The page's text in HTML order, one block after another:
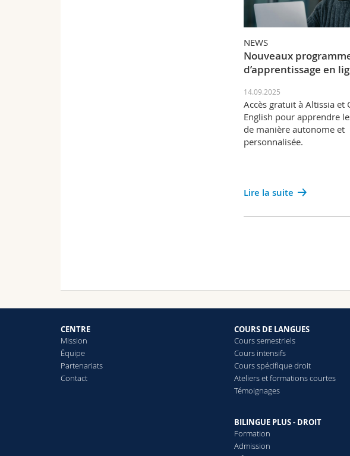
NEWS
Nouveaux
d’apprentissage en
14.09.2025
Accès gratuit à Altissia et
English pour apprendre
de manière autonome et
personnalisée.
Lire la suite
CENTRE
Mission
Équipe
Partenariats
Contact
COURS DE LANGUES
Cours semestriels
Cours intensifs
Cours spécifique droit
Ateliers et formations courtes
Témoignages
BILINGUE PLUS - DROIT
Formation
Admission